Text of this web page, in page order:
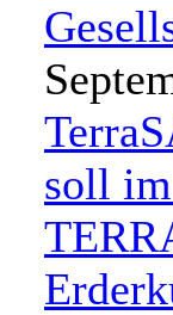
soll